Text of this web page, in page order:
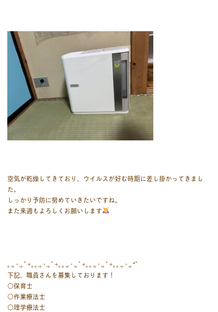
空気が乾燥してきており、ウイルスが好む時期に差し掛かってきまし
た。
しっかり予防に努めていきたいですね。
また来週もよろしくお願いします
｡.｡･.｡ﾟ+｡｡.｡･.｡ﾟ+｡｡.｡･.｡ﾟ+｡｡.｡･.｡ﾟ+｡｡.｡･.｡*ﾟ
下記、職員さんを募集しております！
○保育士
○作業療法士
○理学療法士